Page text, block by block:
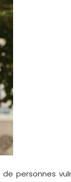
de personnes